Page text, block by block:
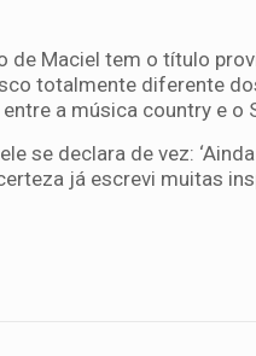
de Maciel tem o título
totalmente diferente
a música country e o
se declara de vez:
já escrevi muitas